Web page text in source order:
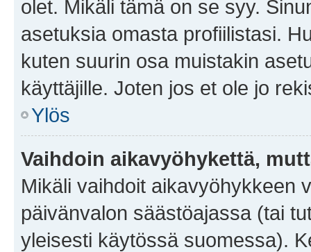
olet. Mikäli tämä on se syy.
asetuksia omasta profiilistasi.
kuten suurin osa muistakin
käyttäjille. Joten jos et ole jo
Ylös
Vaihdoin aikavyöhykettä,
Mikäli vaihdoit aikavyöhykkeen
päivänvalon säästöajassa (tai
yleisesti käytössä suomessa).